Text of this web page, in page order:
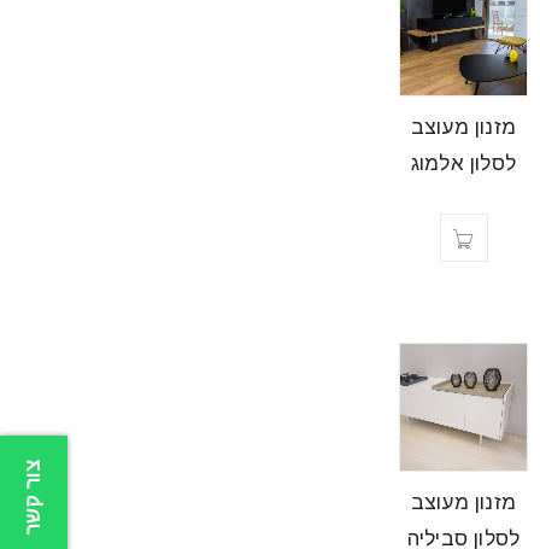
מזנון מעוצב
לסלון אלמוג
מזנון מעוצב
לסלון סביליה
צור קשר